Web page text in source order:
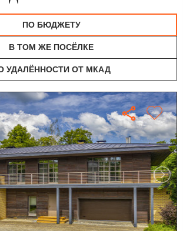
ПО БЮДЖЕТУ
В ТОМ ЖЕ ПОСЁЛКЕ
УДАЛЁННОСТИ ОТ МКАД